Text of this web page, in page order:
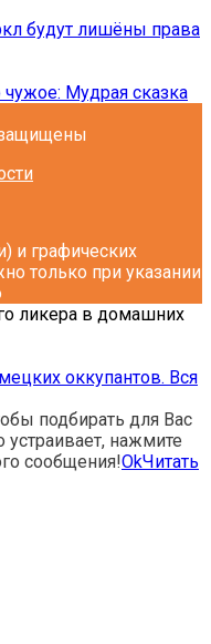
будут лишёны права
чужое: Мудрая сказка
защищены
и графических
только при указании
ликера в домашних
оккупантов. Вся
подбирать для Вас
устраивает, нажмите
сообщения!OkЧитать